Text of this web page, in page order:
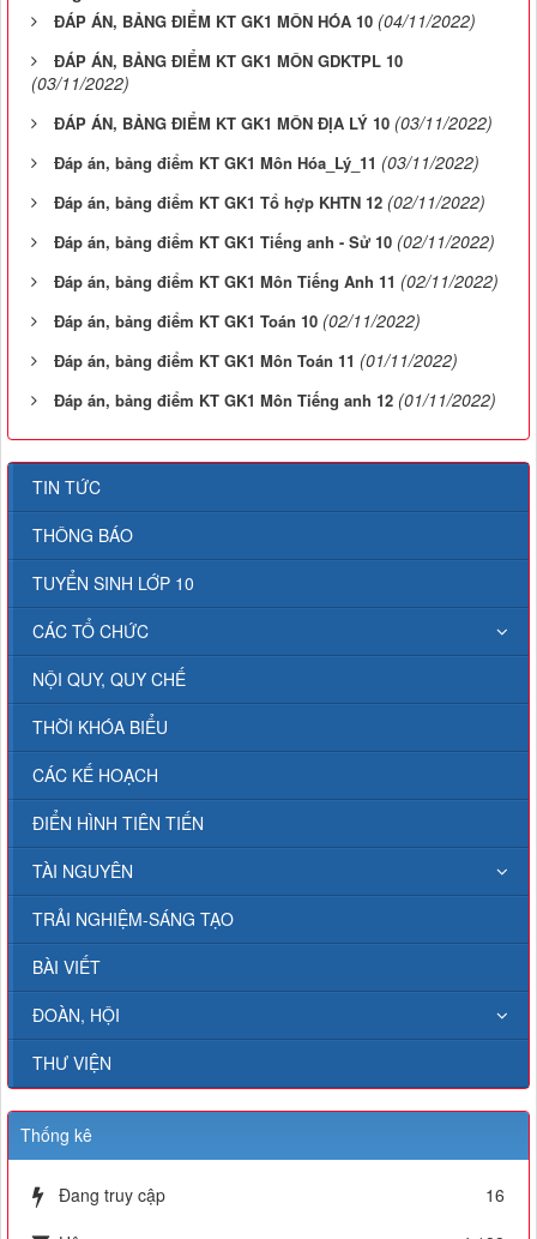
ĐÁP ÁN, BẢNG ĐIỂM KT GK1 MÔN HÓA 10 (04/11/2022)
ĐÁP ÁN, BẢNG ĐIỂM KT GK1 MÔN GDKTPL 10
(03/11/2022)
ĐÁP ÁN, BẢNG ĐIỂM KT GK1 MÔN ĐỊA LÝ 10 (03/11/2022)
Đáp án, bảng điểm KT GK1 Môn Hóa_Lý_11 (03/11/2022)
Đáp án, bảng điểm KT GK1 Tổ hợp KHTN 12 (02/11/2022)
Đáp án, bảng điểm KT GK1 Tiếng anh - Sử 10 (02/11/2022)
Đáp án, bảng điểm KT GK1 Môn Tiếng Anh 11 (02/11/2022)
Đáp án, bảng điểm KT GK1 Toán 10 (02/11/2022)
Đáp án, bảng điểm KT GK1 Môn Toán 11 (01/11/2022)
Đáp án, bảng điểm KT GK1 Môn Tiếng anh 12 (01/11/2022)
TIN TỨC
THÔNG BÁO
TUYỂN SINH LỚP 10
CÁC TỔ CHỨC
NỘI QUY, QUY CHẾ
THỜI KHÓA BIỂU
CÁC KẾ HOẠCH
ĐIỂN HÌNH TIÊN TIẾN
TÀI NGUYÊN
TRẢI NGHIỆM-SÁNG TẠO
BÀI VIẾT
ĐOÀN, HỘI
THƯ VIỆN
Thống kê
Đang truy cập
16